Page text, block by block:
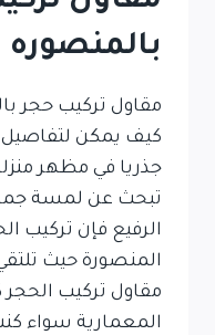
بالمنصوره
مقاول تركيب حجر
كيف يمكن
جذريا في مظهر
تبحث عن لمسة
الرفيع فإن تركيب
المنصورة حيث
مقاول تركيب
المعمارية سواء